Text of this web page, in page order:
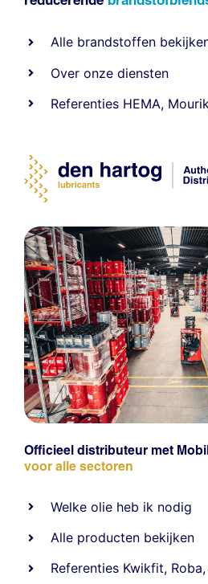
Alle brandstoffen
Over onze diensten
Referenties HEMA, Mourik
Officieel distributeur met
voor alle sectoren
Welke olie heb ik nodig
Alle producten bekijken
Referenties Kwikfit, Roba